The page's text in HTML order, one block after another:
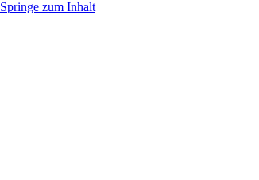
Springe zum Inhalt